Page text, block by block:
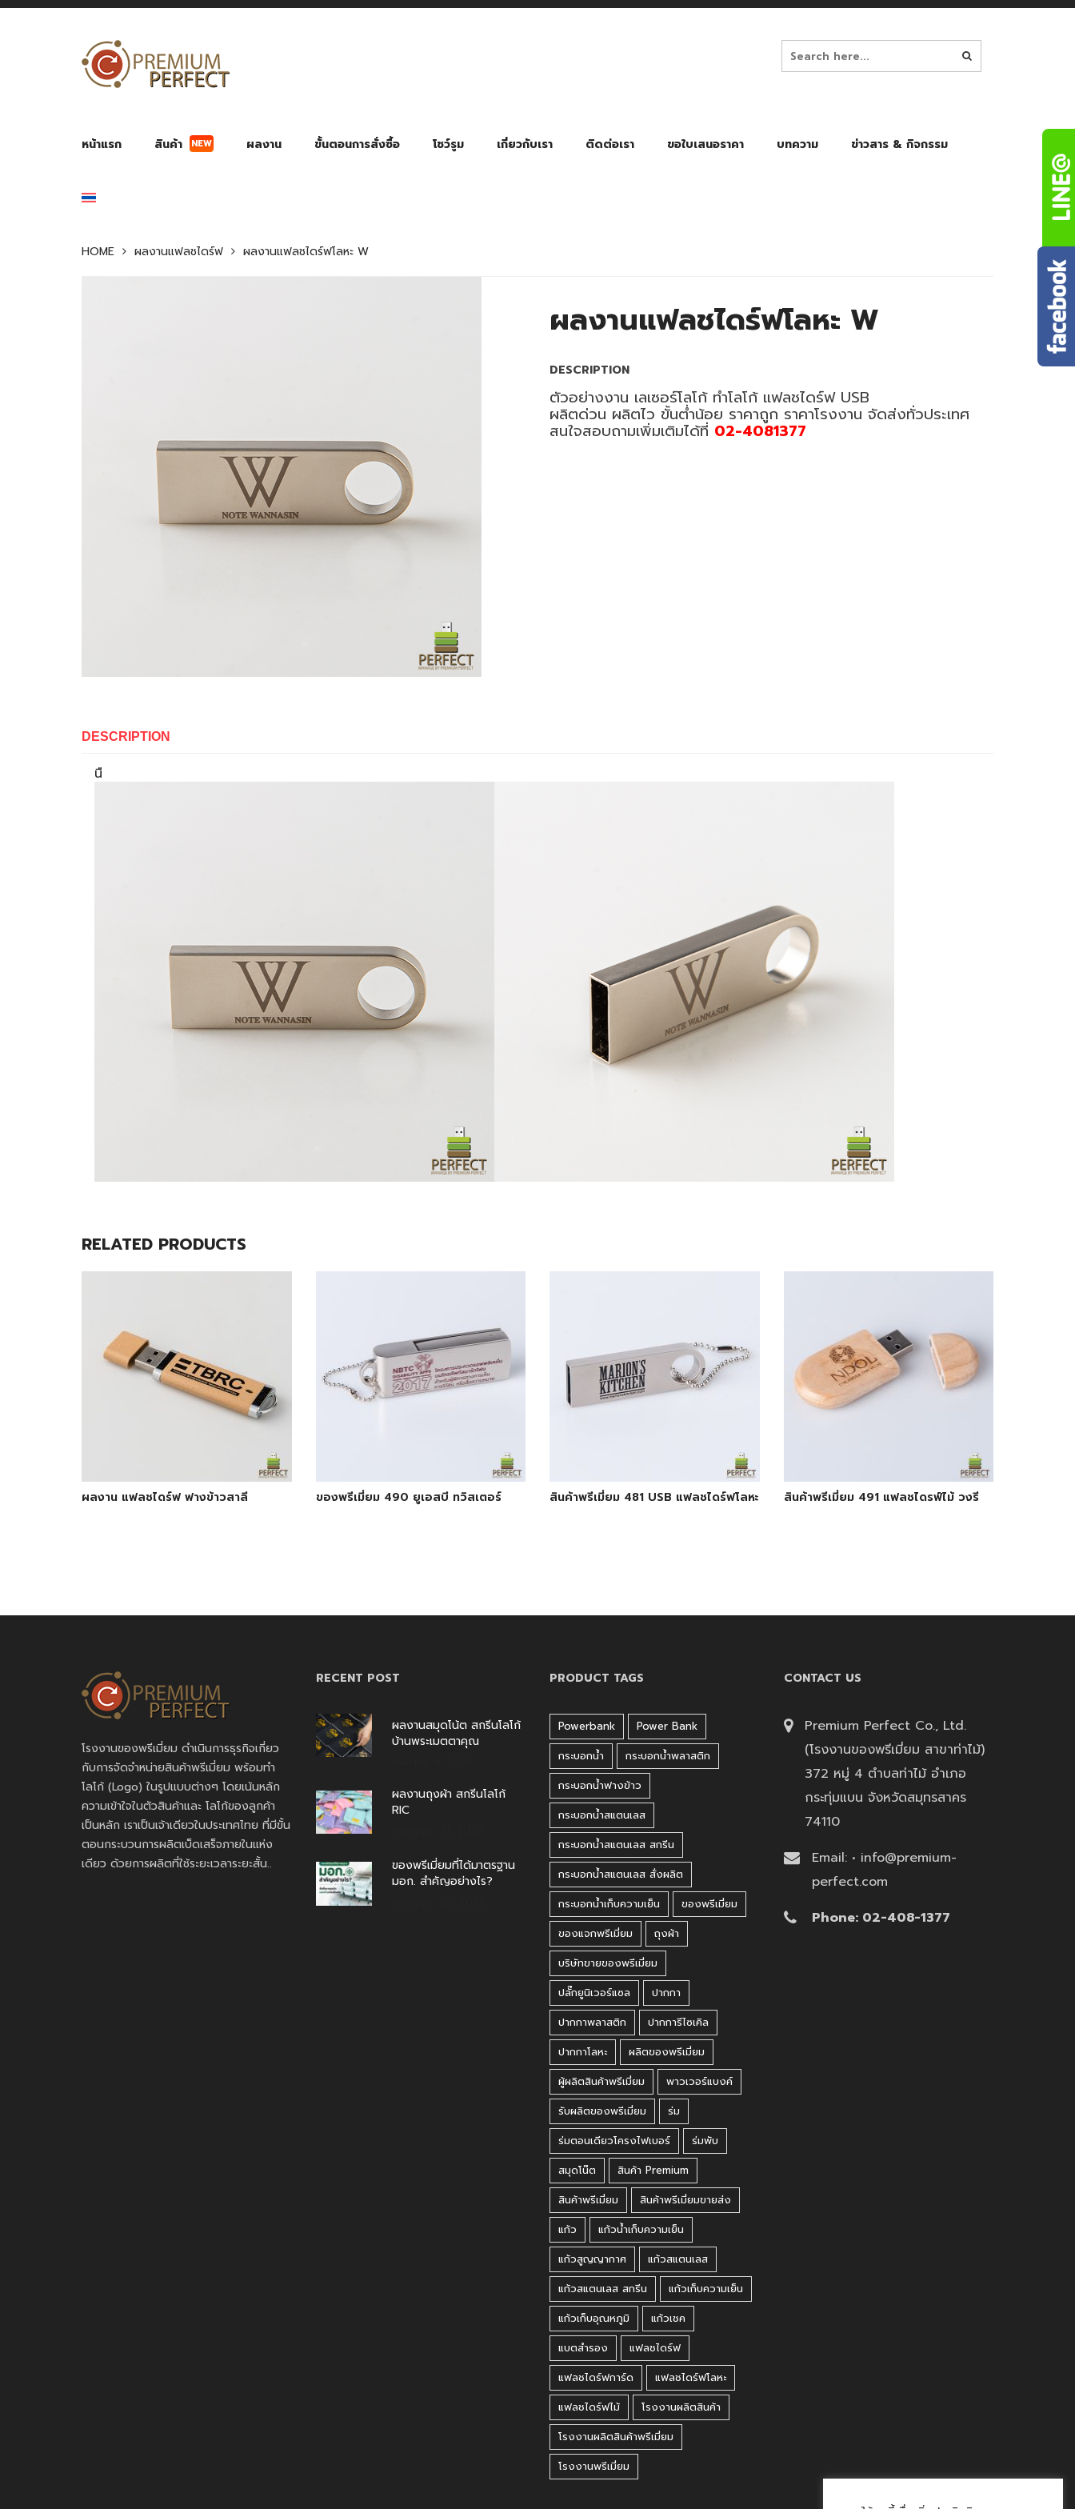
หน้าแรก สินค้า NEW ผลงาน ขั้นตอนการสั่งซื้อ โชว์รูม เกี่ยวกับเรา ติดต่อเรา ขอใบเสนอราคา บทความ ข่าวสาร & กิจกรรม
HOME ผลงานแฟลชไดร์ฟ ผลงานแฟลชไดร์ฟโลหะ W
ผลงานแฟลชไดร์ฟโลหะ W
DESCRIPTION
ตัวอย่างงาน เลเซอร์โลโก้ ทำโลโก้ แฟลชไดร์ฟ USB
ผลิตด่วน ผลิตไว ขั้นต่ำน้อย ราคาถูก ราคาโรงงาน จัดส่งทั่วประเทศ
สนใจสอบถามเพิ่มเติมได้ที่ 02-4081377
DESCRIPTION
นื
RELATED PRODUCTS
ผลงาน แฟลชไดร์ฟ ฟางข้าวสาลี ของพรีเมี่ยม 490 ยูเอสบี ทวิสเตอร์ สินค้าพรีเมี่ยม 481 USB แฟลชไดร์ฟโลหะ สินค้าพรีเมี่ยม 491 แฟลชไดรฟ์ไม้ วงรี
โรงงานของพรีเมี่ยม ดำเนินการธุรกิจเกี่ยว
กับการจัดจำหน่ายสินค้าพรีเมี่ยม พร้อมทำ
โลโก้ (Logo) ในรูปแบบต่างๆ โดยเน้นหลัก
ความเข้าใจในตัวสินค้าและ โลโก้ของลูกค้า
เป็นหลัก เราเป็นเจ้าเดียวในประเทศไทย ที่มีขั้น
ตอนกระบวนการผลิตเบ็ดเสร็จภายในแห่ง
เดียว ด้วยการผลิตที่ใช้ระยะเวลาระยะสั้น..
RECENT POST
ผลงานสมุดโน้ต สกรีนโลโก้
บ้านพระเมตตาคุณ
ผลงานถุงผ้า สกรีนโลโก้
RIC
ของพรีเมี่ยมที่ได้มาตรฐาน
มอก. สำคัญอย่างไร?
PRODUCT TAGS
Powerbank
Power Bank
กระบอกน้ำ
กระบอกน้ำพลาสติก
กระบอกน้ำฟางข้าว
กระบอกน้ำสแตนเลส
กระบอกน้ำสแตนเลส สกรีน
กระบอกน้ำสแตนเลส สั่งผลิต
กระบอกน้ำเก็บความเย็น
ของพรีเมี่ยม
ของแจกพรีเมี่ยม
ถุงผ้า
บริษัทขายของพรีเมี่ยม
ปลั๊กยูนิเวอร์แซล
ปากกา
ปากกาพลาสติก
ปากการีไซเคิล
ปากกาโลหะ
ผลิตของพรีเมี่ยม
ผู้ผลิตสินค้าพรีเมี่ยม
พาวเวอร์แบงค์
รับผลิตของพรีเมี่ยม
ร่ม
ร่มตอนเดียวโครงไฟเบอร์
ร่มพับ
สมุดโน๊ต
สินค้า Premium
สินค้าพรีเมี่ยม
สินค้าพรีเมี่ยมขายส่ง
แก้ว
แก้วน้ำเก็บความเย็น
แก้วสูญญากาศ
แก้วสแตนเลส
แก้วสแตนเลส สกรีน
แก้วเก็บความเย็น
แก้วเก็บอุณหภูมิ
แก้วเชค
แบตสำรอง
แฟลชไดร์ฟ
แฟลชไดร์ฟการ์ด
แฟลชไดร์ฟโลหะ
แฟลชไดร์ฟไม้
โรงงานผลิตสินค้า
โรงงานผลิตสินค้าพรีเมี่ยม
โรงงานพรีเมี่ยม
CONTACT US
Premium Perfect Co., Ltd.
(โรงงานของพรีเมี่ยม สาขาท่าไม้)
372 หมู่ 4 ตำบลท่าไม้ อำเภอ
กระทุ่มแบน จังหวัดสมุทรสาคร
74110
Email: • info@premium-
perfect.com
Phone: 02-408-1377